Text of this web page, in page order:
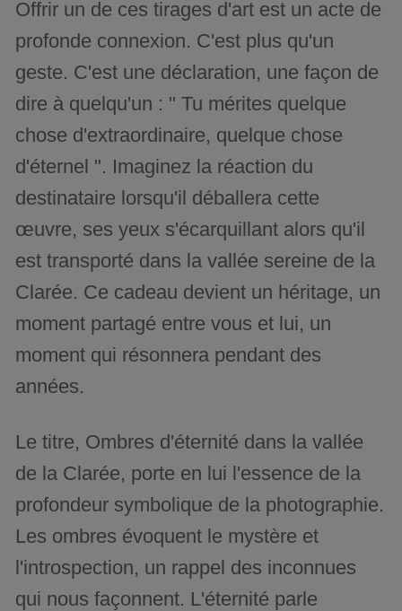
Offrir un de ces tirages d'art est un acte de
profonde connexion. C'est plus qu'un
geste. C'est une déclaration, une façon de
dire à quelqu'un : " Tu mérites quelque
chose d'extraordinaire, quelque chose
d'éternel ". Imaginez la réaction du
destinataire lorsqu'il déballera cette
œuvre, ses yeux s'écarquillant alors qu'il
est transporté dans la vallée sereine de la
Clarée. Ce cadeau devient un héritage, un
moment partagé entre vous et lui, un
moment qui résonnera pendant des
années.
Le titre, Ombres d'éternité dans la vallée
de la Clarée, porte en lui l'essence de la
profondeur symbolique de la photographie.
Les ombres évoquent le mystère et
l'introspection, un rappel des inconnues
qui nous façonnent. L'éternité parle